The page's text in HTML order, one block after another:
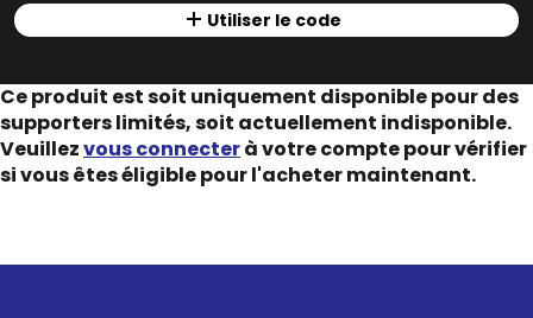
Utiliser le code
Ce produit est soit uniquement disponible pour des
supporters limités, soit actuellement indisponible.
Veuillezvous connecterà votre compte pour vérifier
si vous êtes éligible pour l'acheter maintenant.